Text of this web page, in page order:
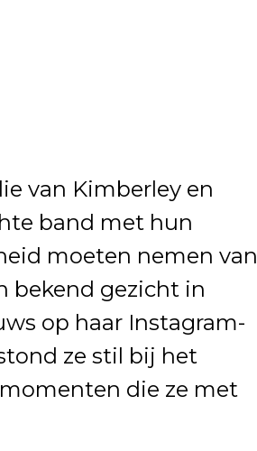
van Kimberley en
band met hun
moeten nemen van
bekend gezicht in
op haar Instagram-
ze stil bij het
die ze met